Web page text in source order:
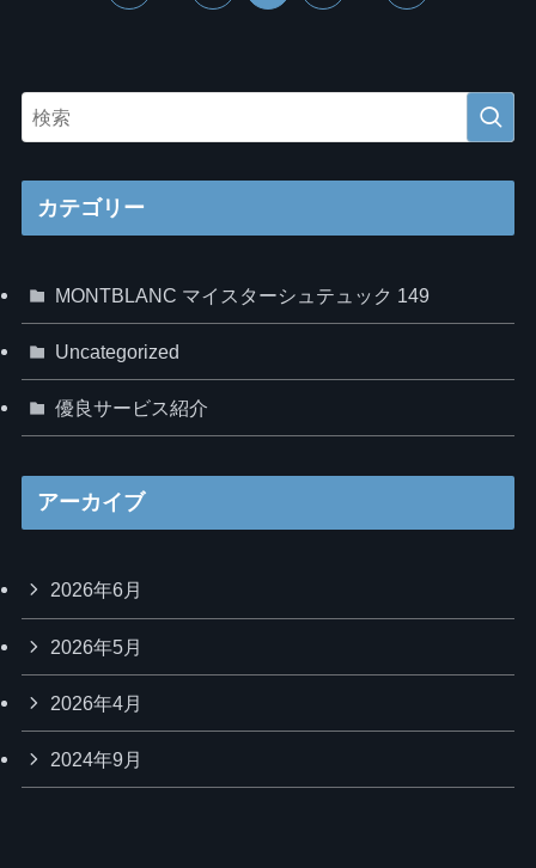
カテゴリー
MONTBLANC マイスターシュテュック 149
Uncategorized
優良サービス紹介
アーカイブ
2026年6月
2026年5月
2026年4月
2024年9月